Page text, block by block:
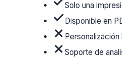
Solo una
Disponible en
Soporte de